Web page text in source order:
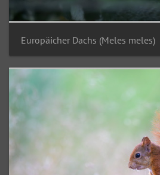
Europäicher Dachs (Meles meles)